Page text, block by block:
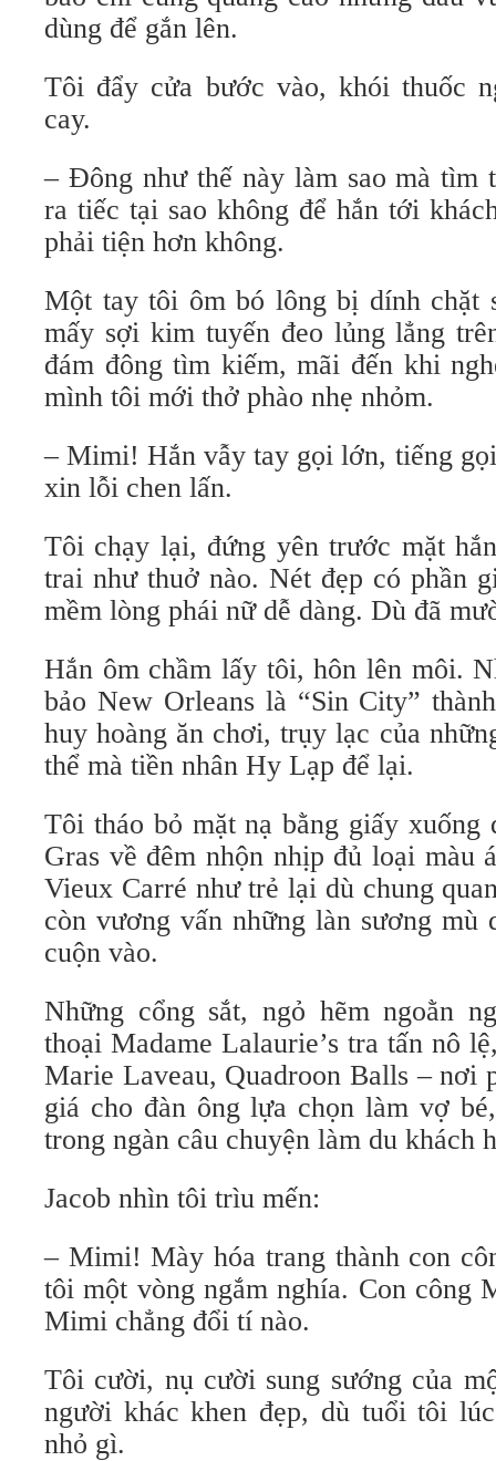
dùng để gắn lên.
Tôi đẩy cửa bước vào, khói thuốc
cay.
– Đông như thế này làm sao mà tìm
ra tiếc tại sao không để hắn tới
phải tiện hơn không.
Một tay tôi ôm bó lông bị dính chặt
mấy sợi kim tuyến đeo lủng lẳng
đám đông tìm kiếm, mãi đến khi
mình tôi mới thở phào nhẹ nhỏm.
– Mimi! Hắn vẫy tay gọi lớn, tiếng
xin lỗi chen lấn.
Tôi chạy lại, đứng yên trước mặt
trai như thuở nào. Nét đẹp có phần
mềm lòng phái nữ dễ dàng. Dù đã
Hắn ôm chầm lấy tôi, hôn lên môi.
bảo New Orleans là “Sin City”
huy hoàng ăn chơi, trụy lạc của
thể mà tiền nhân Hy Lạp để lại.
Tôi tháo bỏ mặt nạ bằng giấy
Gras về đêm nhộn nhịp đủ loại màu
Vieux Carré như trẻ lại dù chung
còn vương vấn những làn sương mù
cuộn vào.
Những cổng sắt, ngỏ hẽm ngoằn
thoại Madame Lalaurie’s tra tấn nô
Marie Laveau, Quadroon Balls – nơi
giá cho đàn ông lựa chọn làm vợ
trong ngàn câu chuyện làm du khách
Jacob nhìn tôi trìu mến:
– Mimi! Mày hóa trang thành con
tôi một vòng ngắm nghía. Con công
Mimi chẳng đổi tí nào.
Tôi cười, nụ cười sung sướng của
người khác khen đẹp, dù tuổi tôi
nhỏ gì.